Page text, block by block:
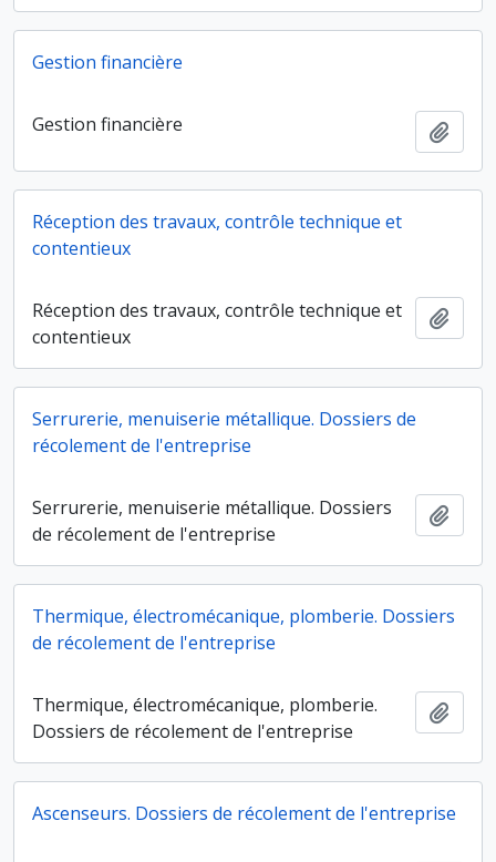
Gestion financière
Gestion financière
Réception des travaux, contrôle technique et
contentieux
Réception des travaux, contrôle technique et
contentieux
Serrurerie, menuiserie métallique. Dossiers de
récolement de l'entreprise
Serrurerie, menuiserie métallique. Dossiers
de récolement de l'entreprise
Thermique, électromécanique, plomberie. Dossiers
de récolement de l'entreprise
Thermique, électromécanique, plomberie.
Dossiers de récolement de l'entreprise
Ascenseurs. Dossiers de récolement de l'entreprise